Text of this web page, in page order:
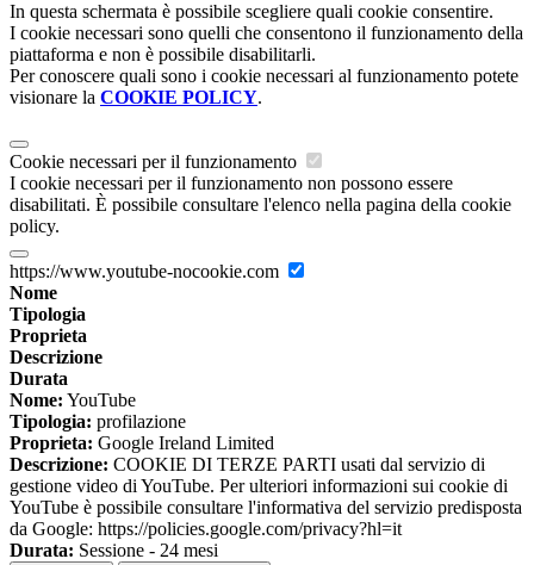
In questa schermata è possibile scegliere quali cookie consentire.
I cookie necessari sono quelli che consentono il funzionamento della
piattaforma e non è possibile disabilitarli.
Per conoscere quali sono i cookie necessari al funzionamento potete
visionare la COOKIE POLICY.
Cookie necessari per il funzionamento
I cookie necessari per il funzionamento non possono essere
disabilitati. È possibile consultare l'elenco nella pagina della cookie
policy.
https://www.youtube-nocookie.com
Nome
Tipologia
Proprieta
Descrizione
Durata
Nome: YouTube
Tipologia: profilazione
Proprieta: Google Ireland Limited
Descrizione: COOKIE DI TERZE PARTI usati dal servizio di
gestione video di YouTube. Per ulteriori informazioni sui cookie di
YouTube è possibile consultare l'informativa del servizio predisposta
da Google: https://policies.google.com/privacy?hl=it
Durata: Sessione - 24 mesi